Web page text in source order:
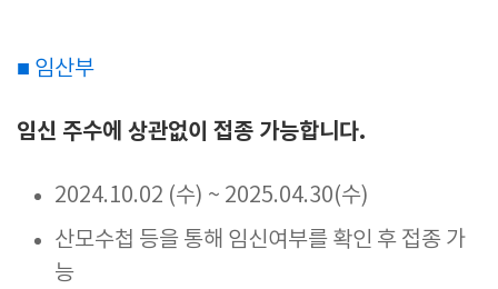
■ 임산부
임신 주수에 상관없이 접종 가능합니다.
2024.10.02 (수) ~ 2025.04.30(수)
산모수첩 등을 통해 임신여부를 확인 후 접종 가
능